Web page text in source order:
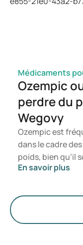
consulter un
Médicaments
Ozempic
perdre du
Wegovy
Ozempic est
dans le cadre
poids, bien qu’il
le traitement du
à la gestion du
Mounjaro et
privilégiés. Le
En savoir plus